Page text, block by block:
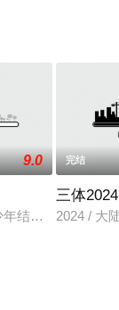
、电视猫或
9.0
结识上古器灵，
完结
三体2024
2024 / 大